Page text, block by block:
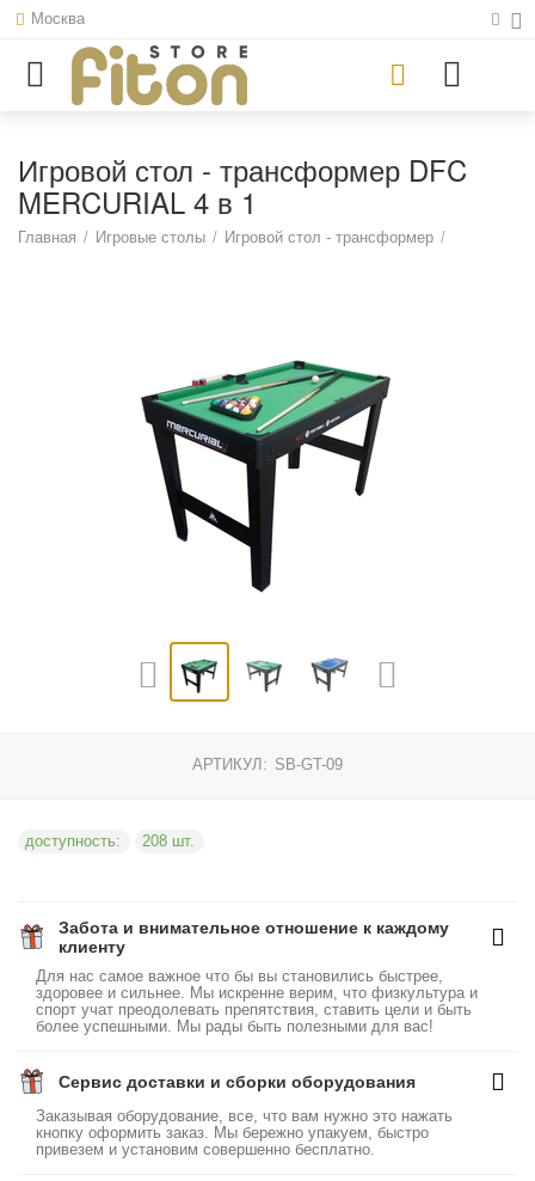
Москва
Игровой стол - трансформер DFC
MERCURIAL 4 в 1
Главная / Игровые столы / Игровой стол - трансформер /
АРТИКУЛ: SB-GT-09
доступность: 208 шт.
Забота и внимательное отношение к каждому
клиенту
Для нас самое важное что бы вы становились быстрее,
здоровее и сильнее. Мы искренне верим, что физкультура и
спорт учат преодолевать препятствия, ставить цели и быть
более успешными. Мы рады быть полезными для вас!
Сервис доставки и сборки оборудования
Заказывая оборудование, все, что вам нужно это нажать
кнопку оформить заказ. Мы бережно упакуем, быстро
привезем и установим совершенно бесплатно.